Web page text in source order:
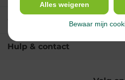
Over Multipharma
Hulp & contact
Alles weigeren
Bewaar mijn